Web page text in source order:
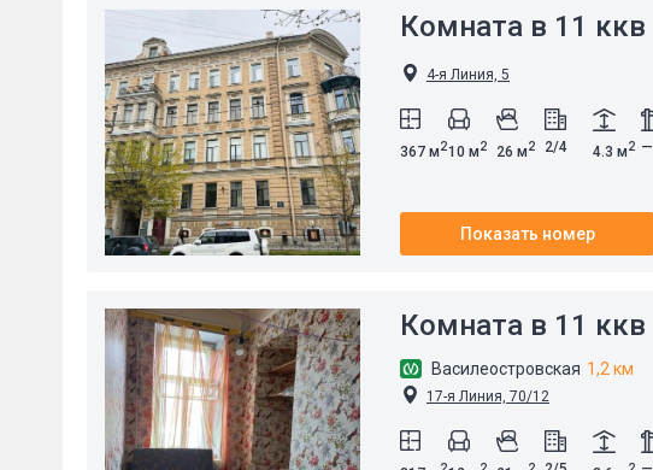
Комната в 11 ккв
4-я Линия, 5
367 м210 м2 26 м2 2/4 4.3 м2 —
Показать номер
Комната в 11 ккв
Василеостровская 1,2 км
17-я Линия, 70/12